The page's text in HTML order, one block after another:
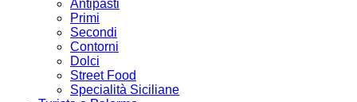
Antipasti
Primi
Secondi
Contorni
Dolci
Street Food
Specialità Siciliane